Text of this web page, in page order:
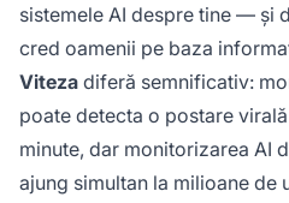
sistemele AI despre tine — și
cred oamenii pe baza
Viteza diferă semnificativ:
poate detecta o postare
minute, dar monitorizarea AI
ajung simultan la milioane